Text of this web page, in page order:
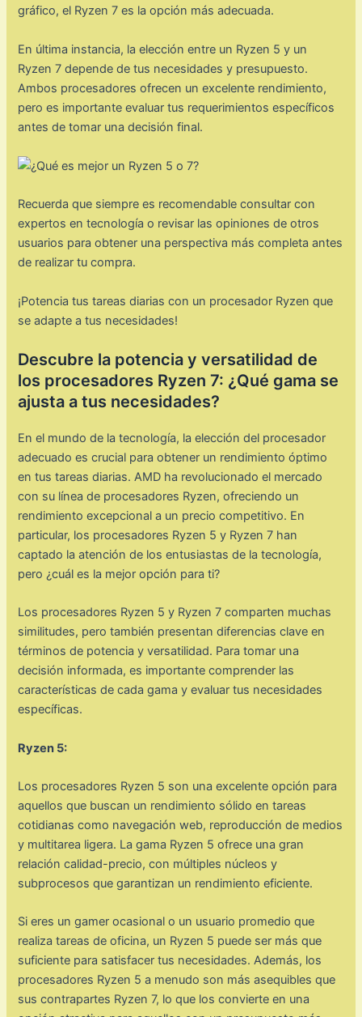
gráfico, el Ryzen 7 es la opción más adecuada.
En última instancia, la elección entre un Ryzen 5 y un
Ryzen 7 depende de tus necesidades y presupuesto.
Ambos procesadores ofrecen un excelente rendimiento,
pero es importante evaluar tus requerimientos específicos
antes de tomar una decisión final.
Recuerda que siempre es recomendable consultar con
expertos en tecnología o revisar las opiniones de otros
usuarios para obtener una perspectiva más completa antes
de realizar tu compra.
¡Potencia tus tareas diarias con un procesador Ryzen que
se adapte a tus necesidades!
Descubre la potencia y versatilidad de
los procesadores Ryzen 7: ¿Qué gama se
ajusta a tus necesidades?
En el mundo de la tecnología, la elección del procesador
adecuado es crucial para obtener un rendimiento óptimo
en tus tareas diarias. AMD ha revolucionado el mercado
con su línea de procesadores Ryzen, ofreciendo un
rendimiento excepcional a un precio competitivo. En
particular, los procesadores Ryzen 5 y Ryzen 7 han
captado la atención de los entusiastas de la tecnología,
pero ¿cuál es la mejor opción para ti?
Los procesadores Ryzen 5 y Ryzen 7 comparten muchas
similitudes, pero también presentan diferencias clave en
términos de potencia y versatilidad. Para tomar una
decisión informada, es importante comprender las
características de cada gama y evaluar tus necesidades
específicas.
Ryzen 5:
Los procesadores Ryzen 5 son una excelente opción para
aquellos que buscan un rendimiento sólido en tareas
cotidianas como navegación web, reproducción de medios
y multitarea ligera. La gama Ryzen 5 ofrece una gran
relación calidad-precio, con múltiples núcleos y
subprocesos que garantizan un rendimiento eficiente.
Si eres un gamer ocasional o un usuario promedio que
realiza tareas de oficina, un Ryzen 5 puede ser más que
suficiente para satisfacer tus necesidades. Además, los
procesadores Ryzen 5 a menudo son más asequibles que
sus contrapartes Ryzen 7, lo que los convierte en una